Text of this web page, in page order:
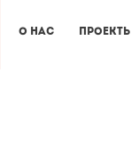
О нас